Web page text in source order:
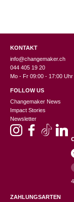
KONTAKT
info@changemaker.ch
044 405 19 20
Mo - Fr 09:00 - 17:00 Uhr
FOLLOW US
Changemaker News
Impact Stories
Newsletter
ZAHLUNGSARTEN